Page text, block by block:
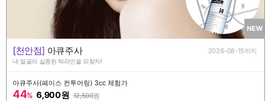
NEW
[천안점] 아큐주사 2026-08-15까지
내 얼굴의 실종된 턱라인을 되찾자!
아큐주사(페이스 컨투어링) 3cc 체험가
44% 6,900원 12,500원